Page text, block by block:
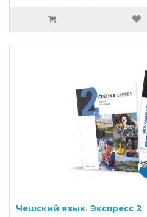
Чешский язык. Экспресс 2